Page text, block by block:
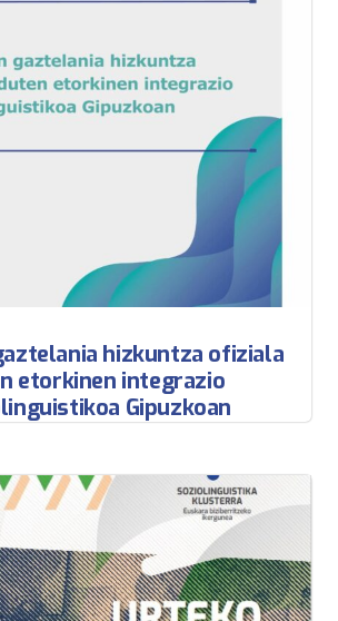
hizkuntza ofiziala
etorkinen integrazio
Gipuzkoan